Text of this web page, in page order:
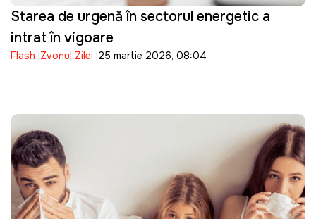
Starea de urgență în sectorul energetic a
intrat în vigoare
Flash Zvonul Zilei 25 martie 2026, 08:04